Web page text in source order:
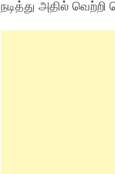
நடித்து அதில் வெற்றி